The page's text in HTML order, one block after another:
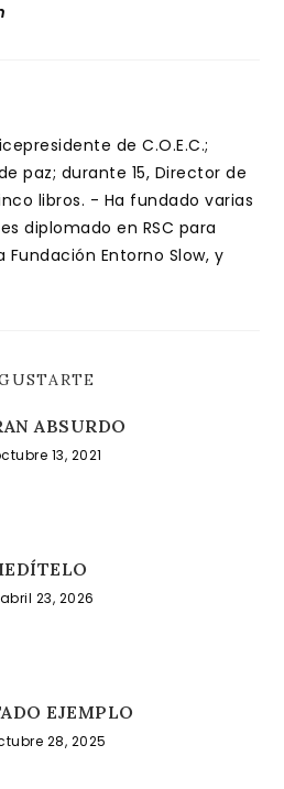
de C.O.E.C.;
paz; durante 15, Director de
libros. - Ha fundado varias
diplomado en RSC para
Entorno Slow, y
ABSURDO
13, 2021
abril 23, 2026
EJEMPLO
28, 2025